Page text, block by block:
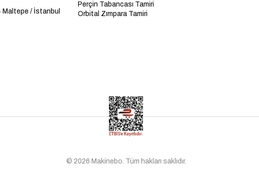
Maltepe / İstanbul
Perçin Tabancası Tamiri
Orbital Zımpara Tamiri
© 2026 Makinebo. Tüm hakları saklıdır.